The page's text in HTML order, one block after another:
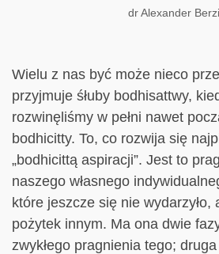
dr Alexander
Wielu z nas być może nieco
przyjmuje śłuby bodhisattwy,
rozwinęliśmy w pełni nawet
bodhicitty. To, co rozwija się
„bodhicittą aspiracji”. Jest to
naszego własnego
które jeszcze się nie wydarzyło,
pożytek innym. Ma ona dwie
zwykłego pragnienia tego;